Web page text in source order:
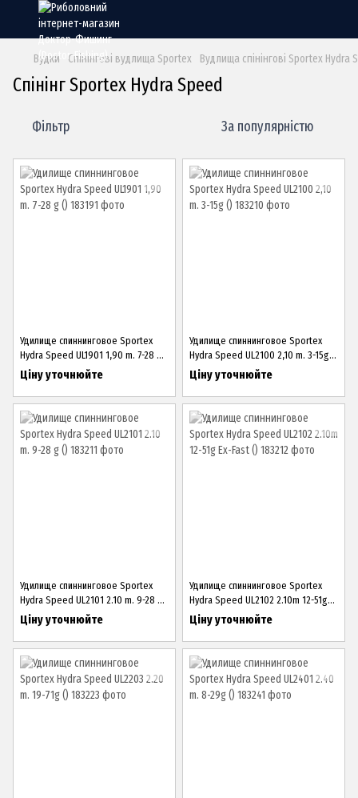
Вудки Спінінгові вудлища Sportex Вудлища спінінгові Sportex Hydra
Спінінг Sportex Hydra Speed
Фільтр За популярністю
Удилище спиннинговое Sportex
Hydra Speed UL1901 1,90 m. 7-28 g
()
Ціну уточнюйте
Удилище спиннинговое Sportex
Hydra Speed UL2100 2,10 m. 3-15g
()
Ціну уточнюйте
Удилище спиннинговое Sportex
Hydra Speed UL2101 2.10 m. 9-28 g
()
Ціну уточнюйте
Удилище спиннинговое Sportex
Hydra Speed UL2102 2.10m 12-51g
Ex-Fast ()
Ціну уточнюйте